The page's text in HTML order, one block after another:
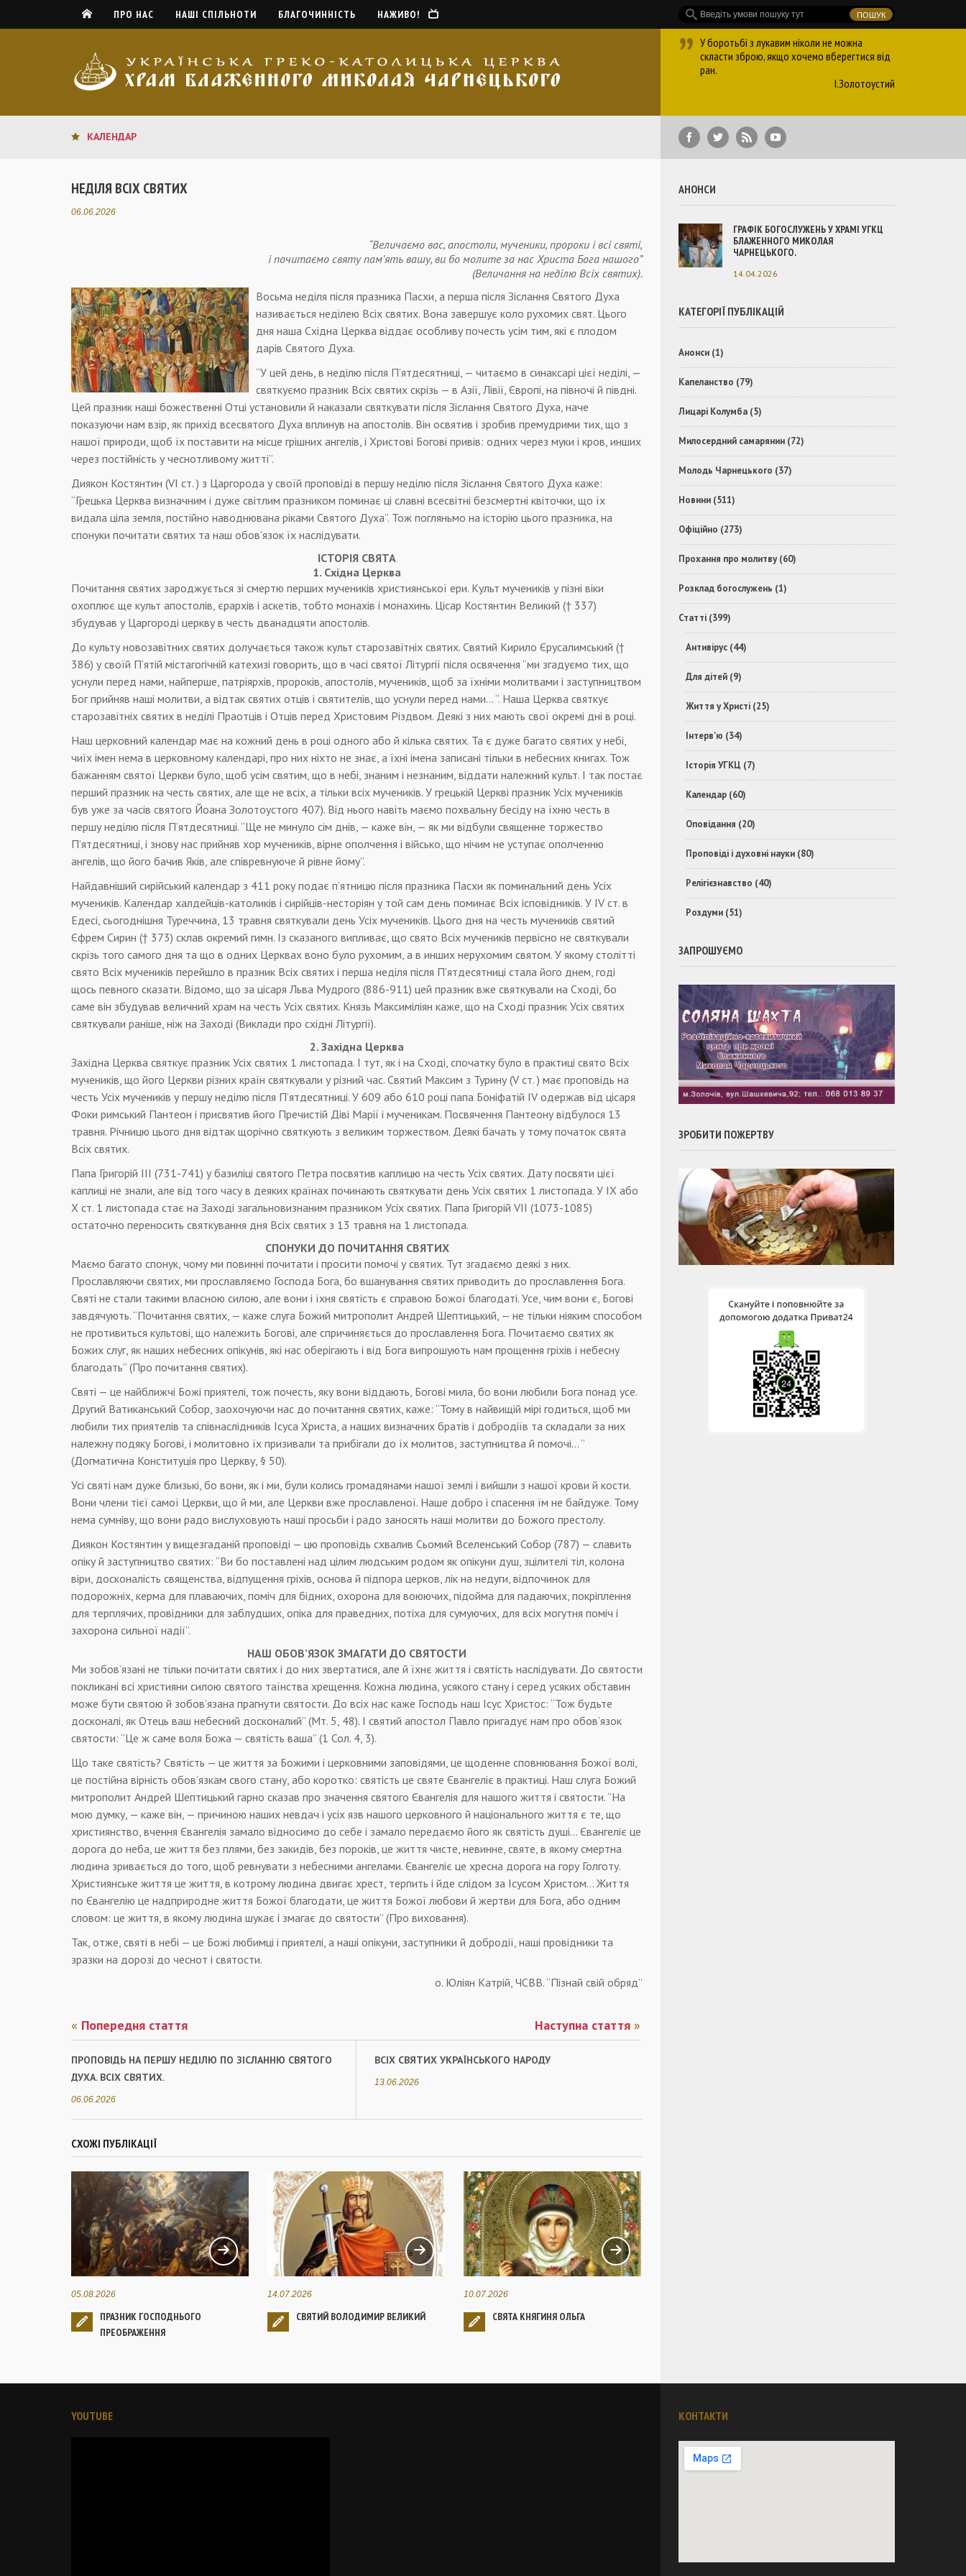
ПРО НАС НАШІ СПІЛЬНОТИ БЛАГОЧИННІСТЬ НАЖИВО!
У боротьбі з лукавим ніколи не можна
скласти зброю, якщо хочемо вберегтися від
ран.
І.Золотоустий
КАЛЕНДАР
НЕДІЛЯ ВСІХ СВЯТИХ
06.06.2026
“Величаємо вас, апостоли, мученики, пророки і всі святі,
і почитаємо святу пам’ять вашу, ви бо молите за нас Христа Бога нашого”
(Величання на неділю Всіх святих).
Восьма неділя після празника Пасхи, а перша після Зіслання Святого Духа
називається неділею Всіх святих. Вона завершує коло рухомих свят. Цього
дня наша Східна Церква віддає особливу почесть усім тим, які є плодом
дарів Святого Духа.
“У цей день, в неділю після П’ятдесятниці, — читаємо в синаксарі цієї неділі, —
святкуємо празник Всіх святих скрізь — в Азії, Лівії, Європі, на півночі й півдні.
Цей празник наші божественні Отці установили й наказали святкувати після Зіслання Святого Духа, наче
показуючи нам взір, як прихід всесвятого Духа вплинув на апостолів. Він освятив і зробив премудрими тих, що з
нашої природи, щоб їх поставити на місце грішних ангелів, і Христові Богові привів: одних через муки і кров, инших
через постійність у чеснотливому житті”.
Диякон Костянтин (VI ст. ) з Царгорода у своїй проповіді в першу неділю після Зіслання Святого Духа каже:
“Грецька Церква визначним і дуже світлим празником поминає ці славні всесвітні безсмертні квіточки, що їх
видала ціла земля, постійно наводнювана ріками Святого Духа”. Тож погляньмо на історію цього празника, на
спонуки почитати святих та наш обов’язок їх наслідувати.
ІСТОРІЯ СВЯТА
1. Східна Церква
Почитання святих зароджується зі смертю перших мучеників християнської ери. Культ мучеників у пізні віки
охоплює ще культ апостолів, єрархів і аскетів, тобто монахів і монахинь. Цісар Костянтин Великий († 337)
збудував у Царгороді церкву в честь дванадцяти апостолів.
До культу новозавітних святих долучається також культ старозавітніх святих. Святий Кирило Єрусалимський (†
386) у своїй П’ятій містагогічній катехизі говорить, що в часі святої Літургії після освячення “ми згадуємо тих, що
уснули перед нами, найперше, патріярхів, пророків, апостолів, мучеників, щоб за їхніми молитвами і заступництвом
Бог прийняв наші молитви, а відтак святих отців і святителів, що уснули перед нами… “. Наша Церква святкує
старозавітніх святих в неділі Праотців і Отців перед Христовим Різдвом. Деякі з них мають свої окремі дні в році.
Наш церковний календар має на кожний день в році одного або й кілька святих. Та є дуже багато святих у небі,
чиїх імен нема в церковному календарі, про них ніхто не знає, а їхні імена записані тільки в небесних книгах. Тож
бажанням святої Церкви було, щоб усім святим, що в небі, знаним і незнаним, віддати належний культ. І так постає
перший празник на честь святих, але ще не всіх, а тільки всіх мучеників. У грецькій Церкві празник Усіх мучеників
був уже за часів святого Йоана Золотоустого 407). Від нього навіть маємо похвальну бесіду на їхню честь в
першу неділю після П’ятдесятниці. “Ще не минуло сім днів, — каже він, — як ми відбули священне торжество
П’ятдесятниці, і знову нас прийняв хор мучеників, вірне ополчення і військо, що нічим не уступає ополченню
ангелів, що його бачив Яків, але співревнуюче й рівне йому”.
Найдавніший сирійський календар з 411 року подає п’ятницю після празника Пасхи як поминальний день Усіх
мучеників. Календар халдейців-католиків і сирійців-несторіян у той сам день поминає Всіх ісповідників. У IV ст. в
Едесі, сьогоднішня Туреччина, 13 травня святкували день Усіх мучеників. Цього дня на честь мучеників святий
Єфрем Сирин († 373) склав окремий гимн. Із сказаного випливає, що свято Всіх мучеників первісно не святкували
скрізь того самого дня та що в одних Церквах воно було рухомим, а в инших нерухомим святом. У якому столітті
свято Всіх мучеників перейшло в празник Всіх святих і перша неділя після П’ятдесятниці стала його днем, годі
щось певного сказати. Відомо, що за цісаря Льва Мудрого (886-911) цей празник вже святкували на Сході, бо
саме він збудував величний храм на честь Усіх святих. Князь Максиміліян каже, що на Сході празник Усіх святих
святкували раніше, ніж на Заході (Виклади про східні Літургії).
2. Західна Церква
Західна Церква святкує празник Усіх святих 1 листопада. І тут, як і на Сході, спочатку було в практиці свято Всіх
мучеників, що його Церкви різних країн святкували у різний час. Святий Максим з Турину (V ст. ) має проповідь на
честь Усіх мучеників у першу неділю після П’ятдесятниці. У 609 або 610 році папа Боніфатій IV одержав від цісаря
Фоки римський Пантеон і присвятив його Пречистій Діві Марії і мученикам. Посвячення Пантеону відбулося 13
травня. Річницю цього дня відтак щорічно святкують з великим торжеством. Деякі бачать у тому початок свята
Всіх святих.
Папа Григорій III (731-741) у базиліці святого Петра посвятив каплицю на честь Усіх святих. Дату посвяти цієї
каплиці не знали, але від того часу в деяких країнах починають святкувати день Усіх святих 1 листопада. У IX або
X ст. 1 листопада стає на Заході загальновизнаним празником Усіх святих. Папа Григорій VII (1073-1085)
остаточно переносить святкування дня Всіх святих з 13 травня на 1 листопада.
СПОНУКИ ДО ПОЧИТАННЯ СВЯТИХ
Маємо багато спонук, чому ми повинні почитати і просити помочі у святих. Тут згадаємо деякі з них.
Прославляючи святих, ми прославляємо Господа Бога, бо вшанування святих приводить до прославлення Бога.
Святі не стали такими власною силою, але вони і їхня святість є справою Божої благодаті. Усе, чим вони є, Богові
завдячують. “Почитання святих, — каже слуга Божий митрополит Андрей Шептицький, — не тільки ніяким способом
не противиться культові, що належить Богові, але спричиняється до прославлення Бога. Почитаємо святих як
Божих слуг, як наших небесних опікунів, які нас оберігають і від Бога випрошують нам прощення гріхів і небесну
благодать” (Про почитання святих).
Святі — це найближчі Божі приятелі, тож почесть, яку вони віддають, Богові мила, бо вони любили Бога понад усе.
Другий Ватиканський Собор, заохочуючи нас до почитання святих, каже: “Тому в найвищій мірі годиться, щоб ми
любили тих приятелів та співнаслідників Ісуса Христа, а наших визначних братів і добродіїв та складали за них
належну подяку Богові, і молитовно їх призивали та прибігали до їх молитов, заступництва й помочі… ”
(Догматична Конституція про Церкву, § 50).
Усі святі нам дуже близькі, бо вони, як і ми, були колись громадянами нашої землі і вийшли з нашої крови й кости.
Вони члени тієї самої Церкви, що й ми, але Церкви вже прославленої. Наше добро і спасення їм не байдуже. Тому
нема сумніву, що вони радо вислуховують наші просьби і радо заносять наші молитви до Божого престолу.
Диякон Костянтин у вищезгаданій проповіді — цю проповідь схвалив Сьомий Вселенський Собор (787) — славить
опіку й заступництво святих: “Ви бо поставлені над цілим людським родом як опікуни душ, зцілителі тіл, колона
віри, досконалість священства, відпущення гріхів, основа й підпора церков, лік на недуги, відпочинок для
подорожніх, керма для плаваючих, поміч для бідних, охорона для воюючих, підойма для падаючих, покріплення
для терплячих, провідники для заблудших, опіка для праведних, потіха для сумуючих, для всіх могутня поміч і
захорона сильної надії”.
НАШ ОБОВ’ЯЗОК ЗМАГАТИ ДО СВЯТОСТИ
Ми зобов’язані не тільки почитати святих і до них звертатися, але й їхнє життя і святість наслідувати. До святости
покликані всі християни силою святого таїнства хрещення. Кожна людина, усякого стану і серед усяких обставин
може бути святою й зобов’язана прагнути святости. До всіх нас каже Господь наш Ісус Христос: “Тож будьте
досконалі, як Отець ваш небесний досконалий” (Мт. 5, 48). І святий апостол Павло пригадує нам про обов’язок
святости: “Це ж саме воля Божа — святість ваша” (1 Сол. 4, 3).
Що таке святість? Святість — це життя за Божими і церковними заповідями, це щоденне сповнювання Божої волі,
це постійна вірність обов’язкам свого стану, або коротко: святість це святе Євангеліє в практиці. Наш слуга Божий
митрополит Андрей Шептицький гарно сказав про значення святого Євангелія для нашого життя і святости. “На
мою думку, — каже він, — причиною наших невдач і усіх язв нашого церковного й національного життя є те, що
християнство, вчення Євангелія замало відносимо до себе і замало передаємо його як святість душі… Євангеліє це
дорога до неба, це життя без плями, без закидів, без пороків, це життя чисте, невинне, святе, в якому смертна
людина зривається до того, щоб ревнувати з небесними ангелами. Євангеліє це хресна дорога на гору Голготу.
Християнське життя це життя, в котрому людина двигає хрест, терпить і йде слідом за Ісусом Христом… Життя
по Євангелію це надприродне життя Божої благодати, це життя Божої любови й жертви для Бога, або одним
словом: це життя, в якому людина шукає і змагає до святости” (Про виховання).
Так, отже, святі в небі — це Божі любимці і приятелі, а наші опікуни, заступники й добродії, наші провідники та
зразки на дорозі до чеснот і святости.
о. Юліян Катрій, ЧСВВ. “Пізнай свій обряд”
« Попередня стаття
ПРОПОВІДЬ НА ПЕРШУ НЕДІЛЮ ПО ЗІСЛАННЮ СВЯТОГО
ДУХА. ВСІХ СВЯТИХ.
06.06.2026
Наступна стаття »
ВСІХ СВЯТИХ УКРАЇНСЬКОГО НАРОДУ
13.06.2026
СХОЖІ ПУБЛІКАЦІЇ
05.08.2026
ПРАЗНИК ГОСПОДНЬОГО
ПРЕОБРАЖЕННЯ
14.07.2026
СВЯТИЙ ВОЛОДИМИР ВЕЛИКИЙ
10.07.2026
СВЯТА КНЯГИНЯ ОЛЬГА
АНОНСИ
ГРАФІК БОГОСЛУЖЕНЬ У ХРАМІ УГКЦ
БЛАЖЕННОГО МИКОЛАЯ
ЧАРНЕЦЬКОГО.
14.04.2026
КАТЕГОРІЇ ПУБЛІКАЦІЙ
Анонси (1)
Капеланство (79)
Лицарі Колумба (5)
Милосердний самарянин (72)
Молодь Чарнецького (37)
Новини (511)
Офіційно (273)
Прохання про молитву(60)
Розклад богослужень (1)
Статті (399)
Антивірус (44)
Для дітей (9)
Життя у Христі (25)
Інтерв'ю (34)
Історія УГКЦ (7)
Календар (60)
Оповідання (20)
Проповіді і духовні науки (80)
Релігієзнавство (40)
Роздуми (51)
ЗАПРОШУЄМО
ЗРОБИТИ ПОЖЕРТВУ
YOUTUBE КОНТАКТИ